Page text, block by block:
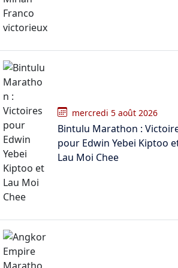
mercredi 5 août 2026
Bintulu Marathon :
pour Edwin Yebei Kiptoo
Lau Moi Chee